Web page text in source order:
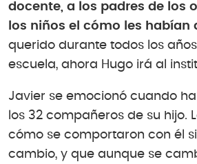
docente, a los padres de los
los niños el cómo les habían
querido durante todos los
escuela, ahora Hugo irá al
Javier se emocionó cuando
los 32 compañeros de su hijo.
cómo se comportaron con él
cambio, y que aunque se